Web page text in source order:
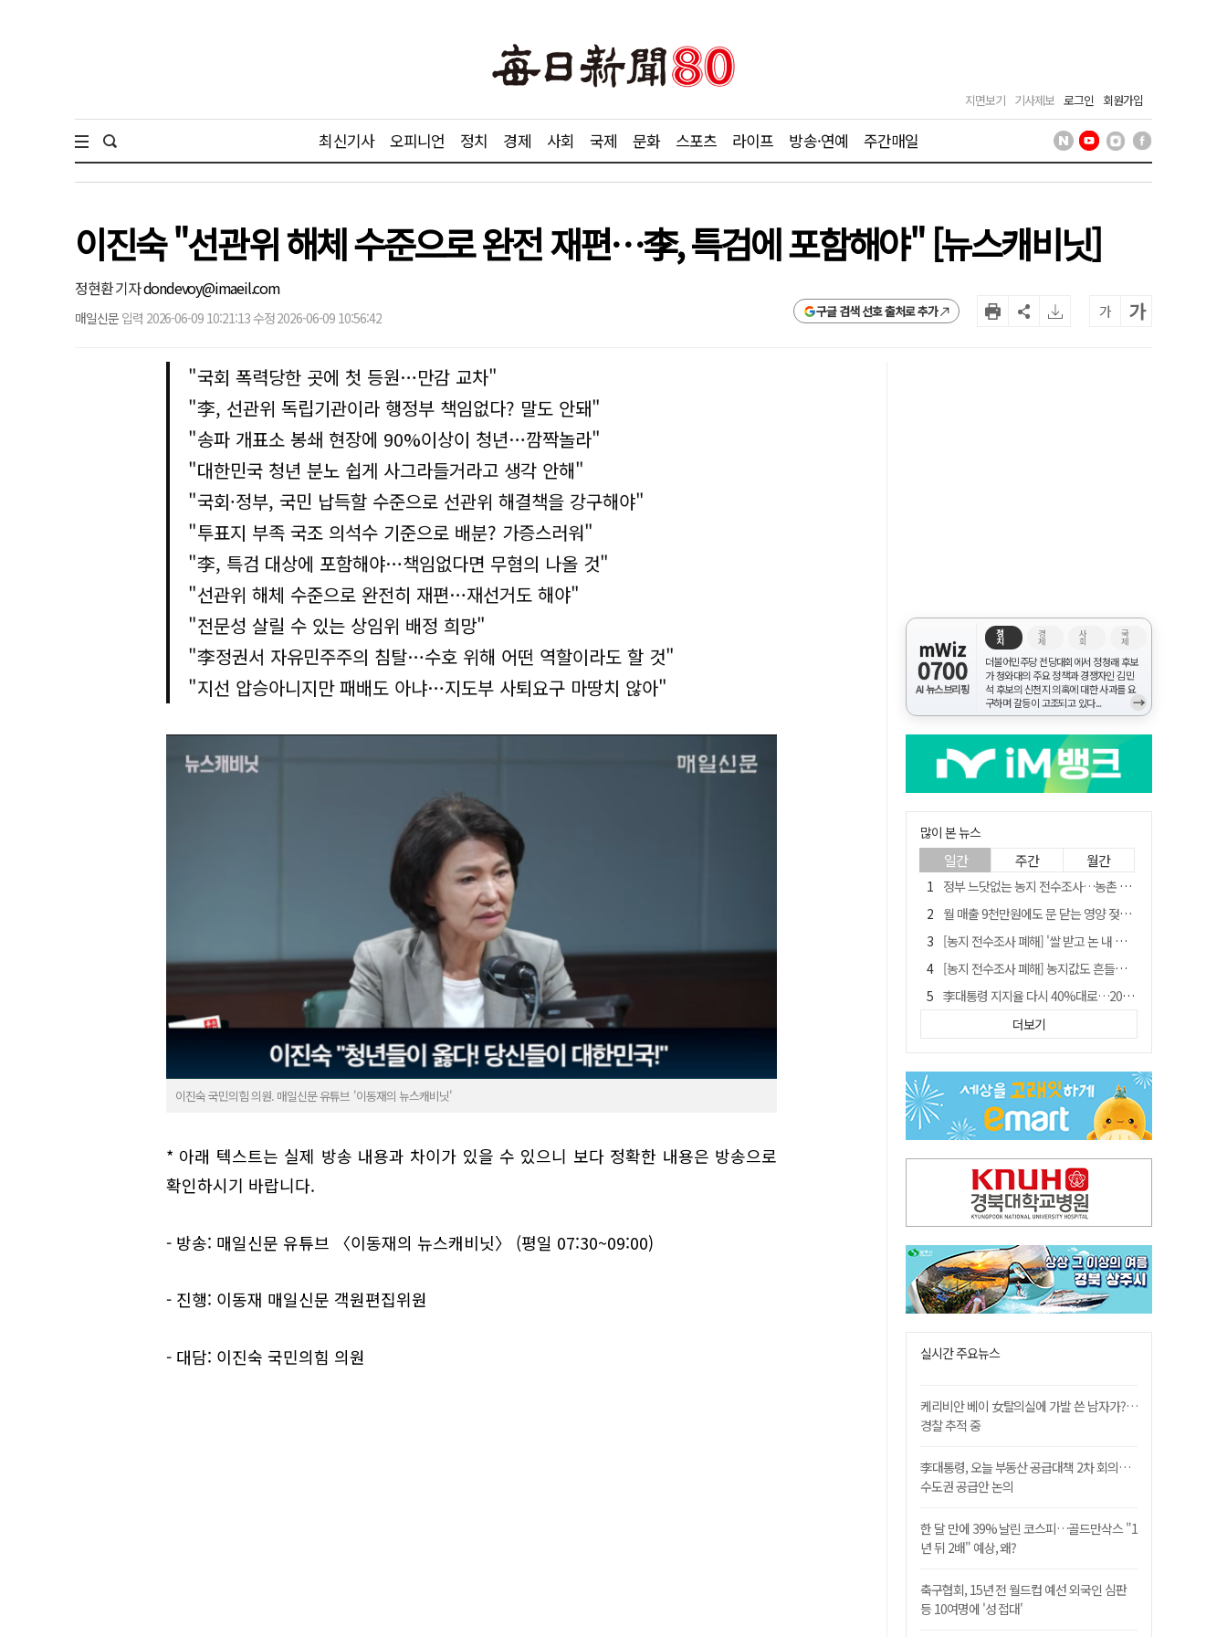
지면보기 기사제보 로그인 회원가입
최신기사 오피니언 정치 경제 사회 국제 문화 스포츠 라이프 방송·연예 주간매일
이진숙 "선관위 해체 수준으로 완전 재편…李, 특검에 포함해야" [뉴스캐비닛]
정현환 기자dondevoy@imaeil.com
매일신문 입력 2026-06-09 10:21:13 수정 2026-06-09 10:56:42 구글 검색 선호 출처로 추가 가 가
"국회 폭력당한 곳에 첫 등원…만감 교차"
"李, 선관위 독립기관이라 행정부 책임없다? 말도 안돼"
"송파 개표소 봉쇄 현장에 90%이상이 청년…깜짝놀라"
"대한민국 청년 분노 쉽게 사그라들거라고 생각 안해"
"국회·정부, 국민 납득할 수준으로 선관위 해결책을 강구해야"
"투표지 부족 국조 의석수 기준으로 배분? 가증스러워"
"李, 특검 대상에 포함해야…책임없다면 무혐의 나올 것"
"선관위 해체 수준으로 완전히 재편…재선거도 해야"
"전문성 살릴 수 있는 상임위 배정 희망"
"李정권서 자유민주주의 침탈…수호 위해 어떤 역할이라도 할 것"
"지선 압승아니지만 패배도 아냐…지도부 사퇴요구 마땅치 않아"
이진숙 국민의힘 의원. 매일신문 유튜브 '이동재의 뉴스캐비닛'
* 아래 텍스트는 실제 방송 내용과 차이가 있을 수 있으니 보다 정확한 내용은 방송으로
확인하시기 바랍니다.
- 방송: 매일신문 유튜브 〈이동재의 뉴스캐비닛〉 (평일 07:30~09:00)
- 진행: 이동재 매일신문 객원편집위원
- 대담: 이진숙 국민의힘 의원
mWiz
0700
AI 뉴스브리핑
정
치
경
제
사
회
국
제
더불어민주당 전당대회에서 정청래 후보
가 청와대의 주요 정책과 경쟁자인 김민
석 후보의 신천지 의혹에 대한 사과를 요
구하며 갈등이 고조되고 있다...
→
많이 본 뉴스
일간 주간 월간
정부 느닷없는 농지 전수조사…농촌 들쑤시는 '경자유전'의 칼날
월 매출 9천만원에도 문 닫는 영양 젖소농장… "일할 사람이 없어"
[농지 전수조사 폐해] '쌀 받고 논 내 준' 도지농 이제 어쩌나?
[농지 전수조사 폐해] 농지값도 흔들리나…"도지 막히면 헐값 매물 나올 수도"
李대통령 지지율 다시 40%대로…20대는 18.8%p 급락
유승민 "尹 졸업한 서울대 법대·충암고도 없애야"…李 육사 통합 직격
지역활성화 펀드 9호…포항 AI 데이터센터에 6천억 투입
국민 51.9% "李 대통령 재판 재개 필요하다"
'솔리다임 IPO 추진설' SK하이닉스, 주가 9% 급락
더보기
실시간 주요뉴스
케리비안 베이 女탈의실에 가발 쓴 남자가?…
경찰 추적 중
李대통령, 오늘 부동산 공급대책 2차 회의…
수도권 공급안 논의
한 달 만에 39% 날린 코스피…골드만삭스 "1
년 뒤 2배" 예상, 왜?
축구협회, 15년 전 월드컵 예선 외국인 심판
등 10여명에 '성 접대'